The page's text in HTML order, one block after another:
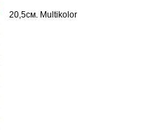
20,5см. Multikolor